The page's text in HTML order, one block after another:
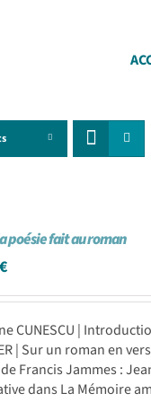
poésie fait au roman
€
CUNESCU |
| Sur un roman en
Francis Jammes :
dans La Mémoire